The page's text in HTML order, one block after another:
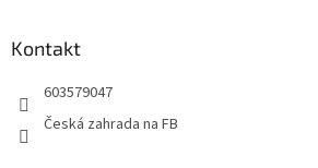
Kontakt
603579047
Česká zahrada na FB